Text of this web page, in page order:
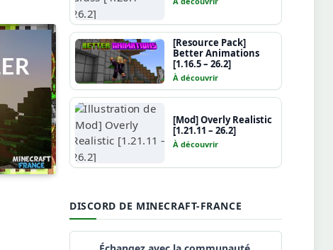
[Resource Pack]
Better Animations
[1.16.5 – 26.2]
À découvrir
[Mod] Overly Realistic
[1.21.11 – 26.2]
À découvrir
DISCORD DE MINECRAFT-FRANCE